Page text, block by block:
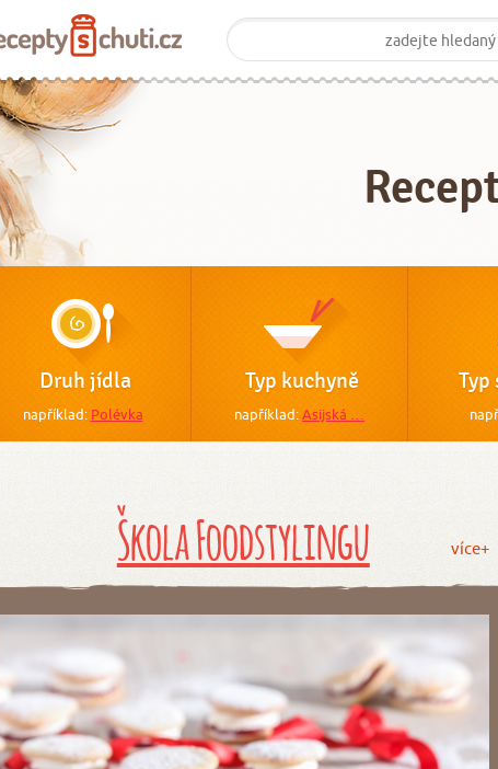
Druh jídla
například: Polévka
Typ kuchyně
například:Asijská …
Typ
Škola Foodstylingu více+